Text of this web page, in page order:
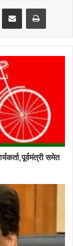
Share via Email Print
समेत